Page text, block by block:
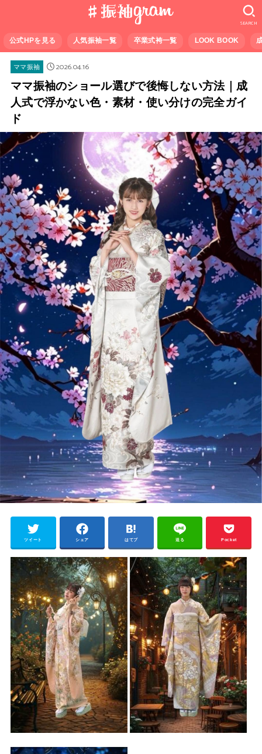
公式HPを見る 人気振袖一覧 卒業式袴一覧 LOOK BOOK
SEARCH
ママ振袖
2026.04.16
ママ振袖のショール選びで後悔しない方法｜成
人式で浮かない色・素材・使い分けの完全ガイ
ド
ツイート シェア はてブ 送る Pocket